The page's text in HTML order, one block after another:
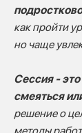
как пройти
но чаще
Сессия - это
смеяться
решение о